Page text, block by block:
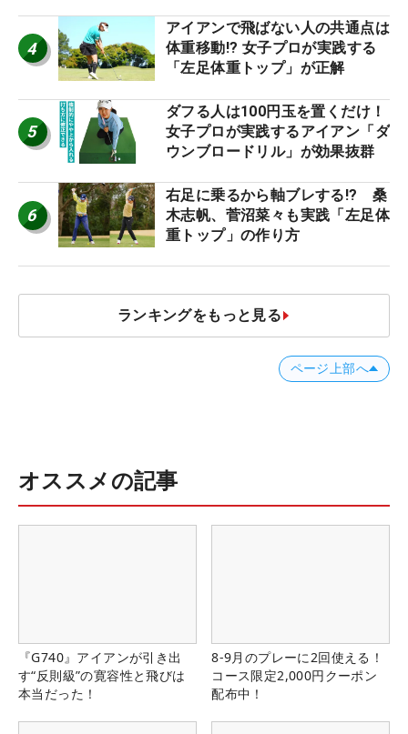
4
アイアンで飛ばない人の共通点は
体重移動!? 女子プロが実践する
「左足体重トップ」が正解
5
ダフる人は100円玉を置くだけ！
女子プロが実践するアイアン「ダ
ウンブロードリル」が効果抜群
6
右足に乗るから軸ブレする!? 桑
木志帆、菅沼菜々も実践「左足体
重トップ」の作り方
ランキングをもっと見る
ページ上部へ
オススメの記事
『G740』アイアンが引き出
す“反則級”の寛容性と飛びは
本当だった！
8-9月のプレーに2回使える！
コース限定2,000円クーポン
配布中！